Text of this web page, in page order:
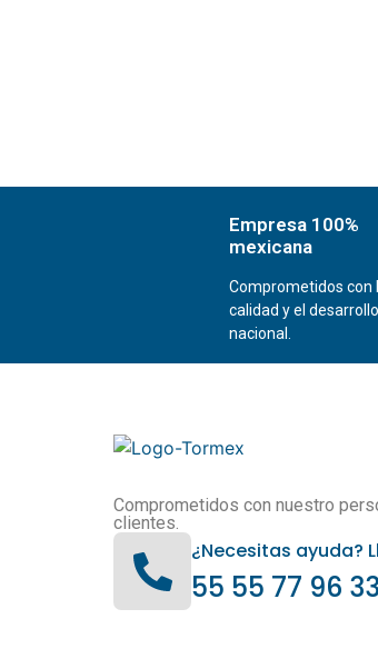
Empresa 100%
mexicana
Comprometidos con
calidad y el desarrollo
nacional.
Comprometidos con nuestro
clientes.
¿Necesitas ayuda?
55 55 77 96 33